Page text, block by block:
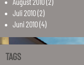
Juli2010(2)
Juni2010(4)
TAGS